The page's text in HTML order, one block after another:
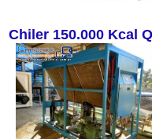
Chiler 150.000 Kcal